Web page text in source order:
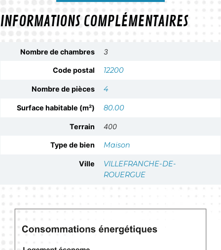
INFORMATIONS COMPLÉMENTAIRES
Nombre de chambres 3
Code postal 12200
Nombre de pièces 4
Surface habitable (m²) 80.00
Terrain 400
Type de bien Maison
Ville
VILLEFRANCHE-DE-
ROUERGUE